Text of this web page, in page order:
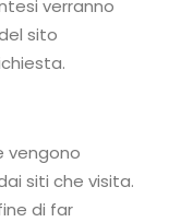
verranno
sito
vengono
siti che visita.
di far